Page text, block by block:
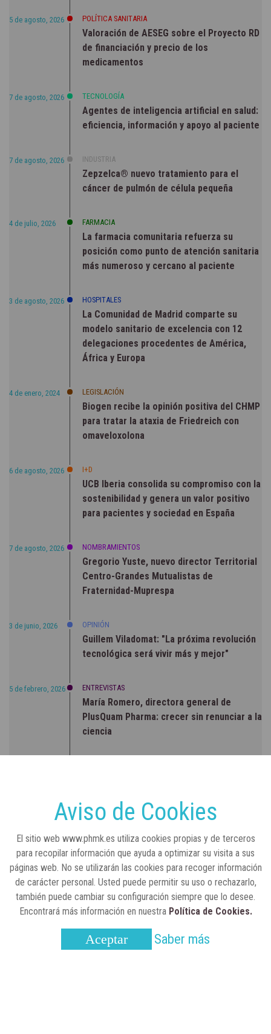
5 de agosto, 2026 POLÍTICA SANITARIA
Valoración de AESEG sobre el Proyecto RD
de financiación y precio de los
medicamentos
7 de agosto, 2026 TECNOLOGÍA
Agentes de inteligencia artificial en salud:
eficiencia, información y apoyo al paciente
7 de agosto, 2026 INDUSTRIA
Zepzelca® nuevo tratamiento para el
cáncer de pulmón de célula pequeña
4 de julio, 2026 FARMACIA
La farmacia comunitaria refuerza su
posición como punto de atención sanitaria
más numeroso y cercano al paciente
3 de agosto, 2026 HOSPITALES
La Comunidad de Madrid comparte su
modelo sanitario de excelencia con 12
delegaciones procedentes de América,
África y Europa
4 de enero, 2024 LEGISLACIÓN
Biogen recibe la opinión positiva del CHMP
para tratar la ataxia de Friedreich con
omaveloxolona
6 de agosto, 2026 I+D
UCB Iberia consolida su compromiso con la
sostenibilidad y genera un valor positivo
para pacientes y sociedad en España
7 de agosto, 2026 NOMBRAMIENTOS
Gregorio Yuste, nuevo director Territorial
Centro-Grandes Mutualistas de
Fraternidad-Muprespa
3 de junio, 2026 OPINIÓN
Guillem Viladomat: "La próxima revolución
tecnológica será vivir más y mejor"
5 de febrero, 2026 ENTREVISTAS
María Romero, directora general de
PlusQuam Pharma: crecer sin renunciar a la
ciencia
Lilly impulsa "Razones de Peso" para
visibilizar la obesidad
25 de marzo, 2023 ENTRE BASTIDORES
Real Academia Nacional de Farmacia: un
la sociedad actual
Aviso de Cookies
El sitio web www.phmk.es utiliza cookies propias y de terceros
para recopilar información que ayuda a optimizar su visita a sus
páginas web. No se utilizarán las cookies para recoger información
de carácter personal. Usted puede permitir su uso o rechazarlo,
también puede cambiar su configuración siempre que lo desee.
Encontrará más información en nuestra Política de Cookies.
Aceptar Saber más